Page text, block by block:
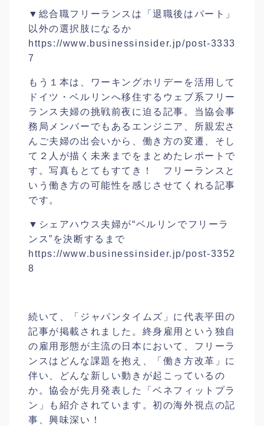
▼総合職フリーランスは「退職後はパート」
以外の選択肢になるか
https://www.businessinsider.jp/post-3333
7
もう１本は、ワーキングホリデーを活用して
ドイツ・ベルリンへ移住するウェブ系フリー
ランス夫婦の挑戦前夜に迫る記事。当協会事
務局メンバーでもあるエンジニア、所親宏さ
んご夫婦の出会いから、働き方の変遷、そし
て２人が描く未来までをまとめたレポートで
す。写真もとてもすてき！ フリーランスと
いう働き方の可能性を感じさせてくれる記事
です。
▼シェアハウス夫婦が“ベルリンでフリーラ
ンス”を決断するまで
https://www.businessinsider.jp/post-3352
8
続いて、「ジャパンタイムズ」に代表平田の
記事が掲載されました。終身雇用という独自
の雇用形態が主流の日本において、フリーラ
ンスはどんな課題を抱え、「働き方改革」に
伴い、どんな新しい動きが起こっているの
か。協会が先月発表した「ベネフィットプラ
ン」も紹介されています。初の海外視点の記
事、興味深い！